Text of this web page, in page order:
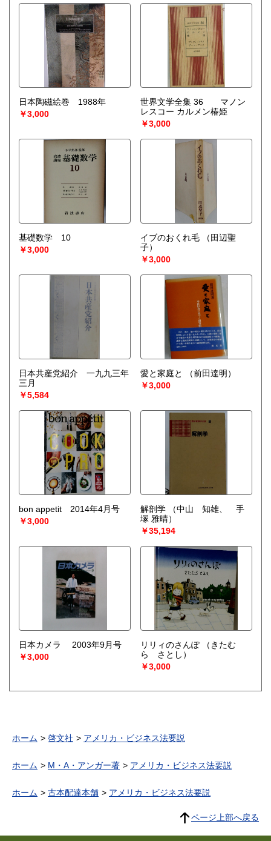
日本陶磁絵巻 1988年
￥3,000
世界文学全集 36 マノン
レスコー カルメン椿姫
￥3,000
基礎数学 10
￥3,000
イブのおくれ毛
（田辺聖
子）
￥3,000
日本共産党紹介 一九九三年
三月
￥5,584
愛と家庭と
（前田達明）
￥3,000
bon appetit 2014年4月号
￥3,000
解剖学
（中山 知雄、 手
塚 雅晴）
￥35,194
日本カメラ 2003年9月号
￥3,000
リリィのさんぽ
（きたむ
ら さとし）
￥3,000
ホーム 啓文社 アメリカ・ビジネス法要説
ホーム M・A・アンガー著 アメリカ・ビジネス法要説
ホーム 古本配達本舗 アメリカ・ビジネス法要説
ページ上部へ戻る